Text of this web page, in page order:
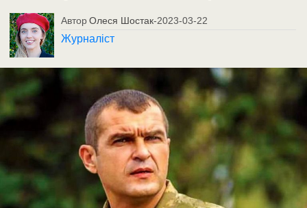
Автор Олеся Шостак-2023-03-22
Журналіст